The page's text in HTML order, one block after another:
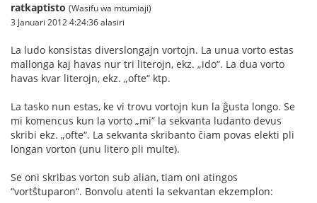
ratkaptisto (Wasifu wa mtumiaji)
3 Januari 2012 4:24:36 alasiri
La ludo konsistas diverslongajn vortojn. La unua vorto estas
mallonga kaj havas nur tri literojn, ekz. „ido“. La dua vorto
havas kvar literojn, ekz. „ofte“ ktp.
La tasko nun estas, ke vi trovu vortojn kun la ĝusta longo. Se
mi komencus kun la vorto „mi” la sekvanta ludanto devus
skribi ekz. „ofte“. La sekvanta skribanto ĉiam povas elekti pli
longan vorton (unu litero pli multe).
Se oni skribas vorton sub alian, tiam oni atingos
“vortŝtuparon“. Bonvolu atenti la sekvantan ekzemplon: